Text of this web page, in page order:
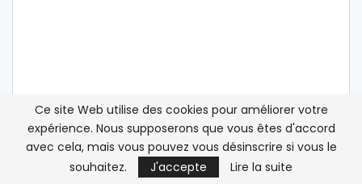
Ce site Web utilise des cookies pour améliorer votre
expérience. Nous supposerons que vous êtes d'accord
avec cela, mais vous pouvez vous désinscrire si vous le
souhaitez.
J'accepte Lire la suite